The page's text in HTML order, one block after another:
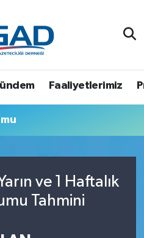
Faaliyetlerimiz
ve 1 Haftalık
Tahmini